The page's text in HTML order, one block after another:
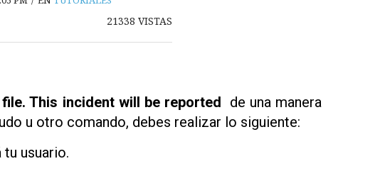
21338VISTAS
This incident will be reported
de una manera
u otro comando, debes realizar lo siguiente:
tu usuario.